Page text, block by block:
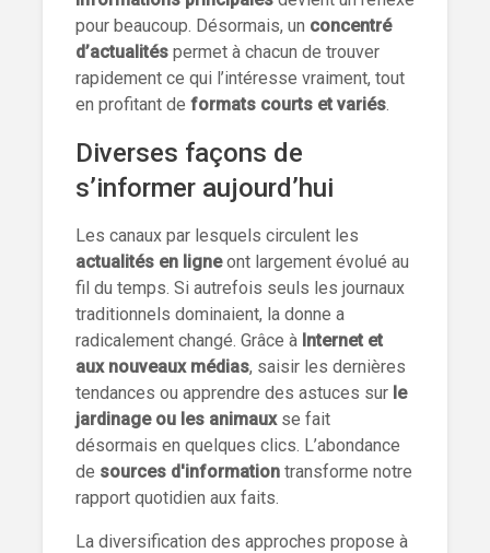
pour beaucoup. Désormais, un concentré
d’actualités permet à chacun de trouver
rapidement ce qui l’intéresse vraiment, tout
en profitant de formats courts et variés.
Diverses façons de
s’informer aujourd’hui
Les canaux par lesquels circulent les
actualités en ligneont largement évolué au
fil du temps. Si autrefois seuls les journaux
traditionnels dominaient, la donne a
radicalement changé. Grâce à Internet et
aux nouveaux médias, saisir les dernières
tendances ou apprendre des astuces sur le
jardinage ou les animauxse fait
désormais en quelques clics. L’abondance
de sources d'information transforme notre
rapport quotidien aux faits.
La diversification des approches propose à